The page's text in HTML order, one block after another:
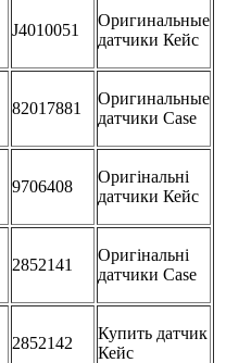
J4010051
Оригинальные
датчики Кейс
82017881
Оригинальные
датчики Case
9706408
Оригінальні
датчики Кейс
2852141
Оригінальні
датчики Case
2852142
Купить датчик
Кейс